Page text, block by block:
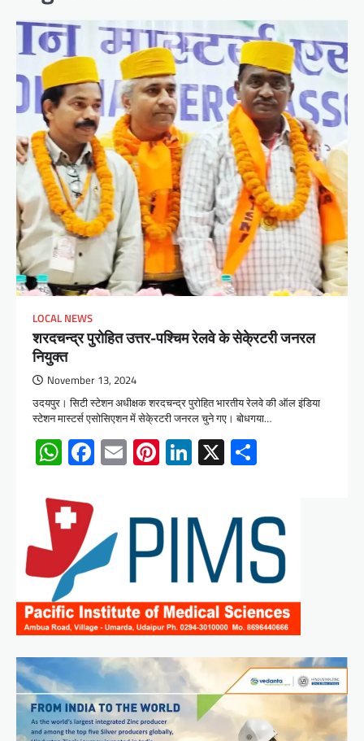
LOCAL NEWS
शरदचन्द्र पुरोहित उत्तर-पश्चिम रेलवे के सेके्रटरी जनरल
नियुक्त
November 13, 2024
उदयपुर। सिटी स्टेशन अधीक्षक शरदचन्द्र पुरोहित भारतीय रेलवे की ऑल इंडिया
स्टेशन मास्टर्स एसोसिएशन में सेके्रटरी जनरल चुने गए। बोधगया…
WhatsApp
Facebook
EmailPinterest
LinkedIn
X